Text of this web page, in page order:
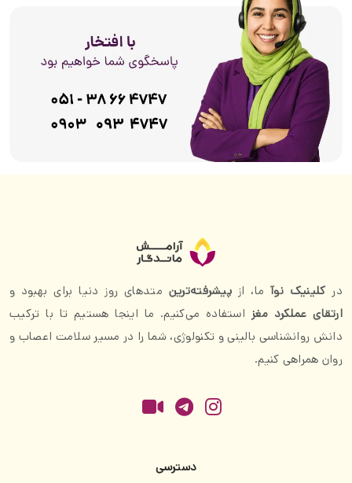
درکلینیک نوآما، از پیشرفته‌ترین متدهای روز دنیا برای بهبود و
ارتقای عملکرد مغز استفاده می‌کنیم. ما اینجا هستیم تا با ترکیب
دانش روانشناسی بالینی و تکنولوژی، شما را در مسیر سلامت اعصاب و
روان همراهی کنیم.
دسترسی